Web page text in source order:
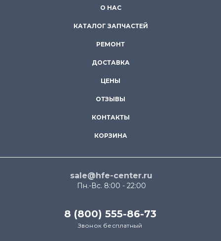
О НАС
КАТАЛОГ ЗАПЧАСТЕЙ
РЕМОНТ
ДОСТАВКА
ЦЕНЫ
ОТЗЫВЫ
КОНТАКТЫ
КОРЗИНА
sale@hfe-center.ru
Пн.-Вс. 8:00 - 22:00
8 (800) 555-86-73
Звонок бесплатный